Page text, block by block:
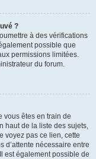
?
à des vérifications
possible que
permissions limitées.
du forum.
vous êtes en train de
haut de la liste des sujets,
voyez pas ce lien, cette
d’attente nécessaire entre
est également possible de